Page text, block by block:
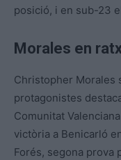
posició, i en sub-23
Morales en
Christopher Morales
protagonistes
Comunitat
victòria a Benicarló
Forés, segona prova